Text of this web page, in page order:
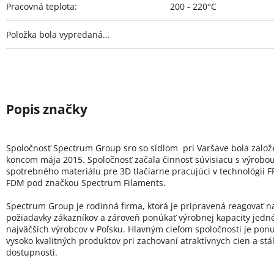
Pracovná teplota: 200 - 220°C
Položka bola vypredaná…
Spoločnosť Spectrum Group sro so sídlom pri Varšave bola
koncom mája 2015. Spoločnosť začala činnosť súvisiacu s
spotrebného materiálu pre 3D tlačiarne pracujúci v technológii
FDM pod značkou Spectrum Filaments.
Spectrum Group je rodinná firma, ktorá je pripravená reagovať
požiadavky zákazníkov a zároveň ponúkať výrobnej kapacity
najväčších výrobcov v Poľsku. Hlavným cieľom spoločnosti je
vysoko kvalitných produktov pri zachovaní atraktívnych cien a
dostupnosti.